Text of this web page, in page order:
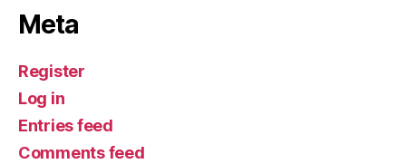
Meta
Register
Log in
Entries feed
Comments feed